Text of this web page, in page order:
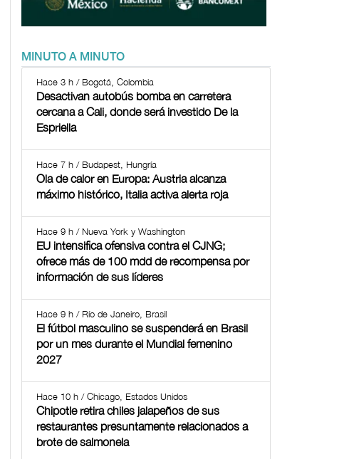
MINUTO A MINUTO
Hace 3 h / Bogotá, Colombia
Desactivan autobús bomba en carretera
cercana a Cali, donde será investido De la
Espriella
Hace 7 h / Budapest, Hungría
Ola de calor en Europa: Austria alcanza
máximo histórico, Italia activa alerta roja
Hace 9 h / Nueva York y Washington
EU intensifica ofensiva contra el CJNG;
ofrece más de 100 mdd de recompensa por
información de sus líderes
Hace 9 h / Río de Janeiro, Brasil
El fútbol masculino se suspenderá en Brasil
por un mes durante el Mundial femenino
2027
Hace 10 h / Chicago, Estados Unidos
Chipotle retira chiles jalapeños de sus
restaurantes presuntamente relacionados a
brote de salmonela